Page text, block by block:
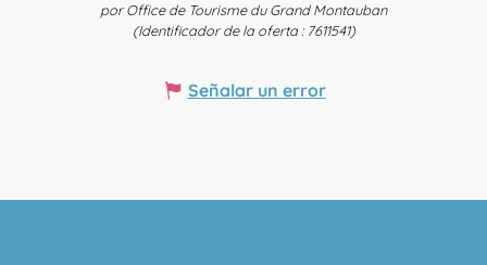
por Office de Tourisme du Grand Montauban
(Identificador de la oferta : 7611541)
Señalar un error